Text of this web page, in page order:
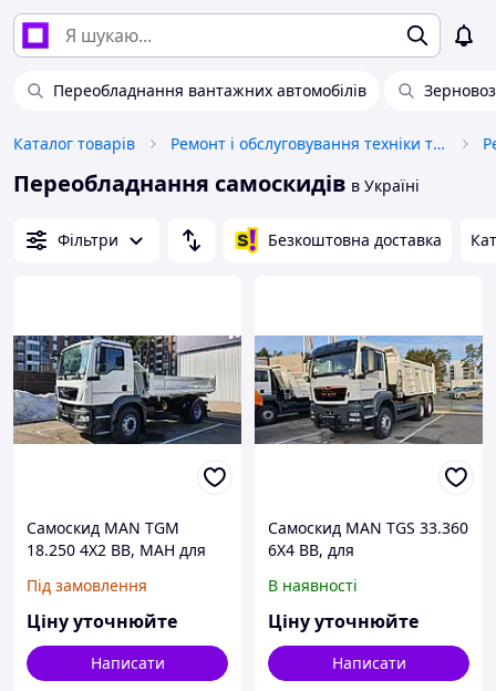
Переобладнання вантажних автомобілів
Каталог товарів Ремонт і обслуговування техніки та обладнання
Переобладнання самоскидів в Україні
Фільтри Безкоштовна доставка
Самоскид MAN TGM
18.250 4X2 BB, МАН для
піскорозкидання
Під замовлення
Ціну уточнюйте
Написати
Самоскид MAN TGS 33.360
6X4 BB, для
піскорозкидач із відвалом
В наявності
Ціну уточнюйте
Написати